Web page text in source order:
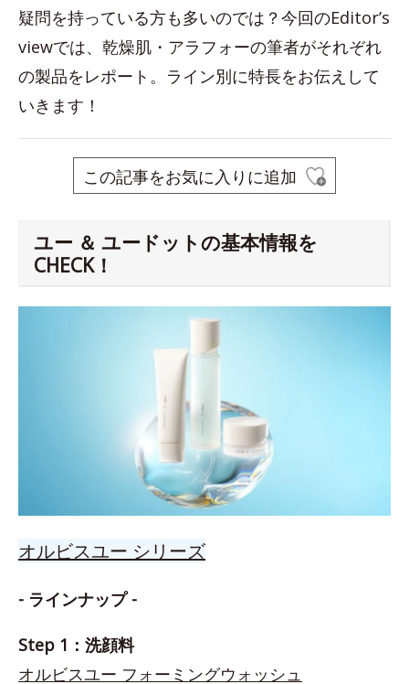
疑問を持っている方も多いのでは？今回のEditor’s
viewでは、乾燥肌・アラフォーの筆者がそれぞれ
の製品をレポート。ライン別に特長をお伝えして
いきます！
この記事をお気に入りに追加
ユー ＆ ユードットの基本情報を
CHECK！
オルビスユー シリーズ
- ラインナップ -
Step 1：洗顔料
オルビスユー フォーミングウォッシュ